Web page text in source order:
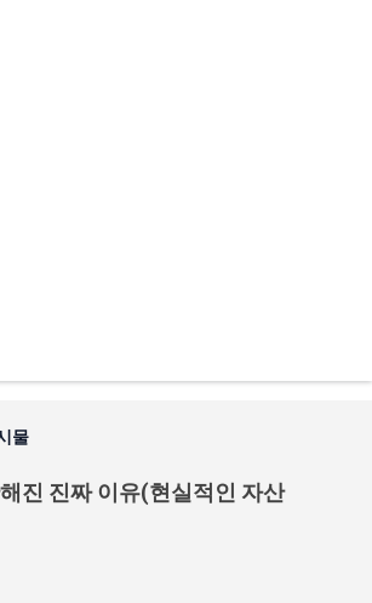
물
진 진짜 이유(현실적인 자산